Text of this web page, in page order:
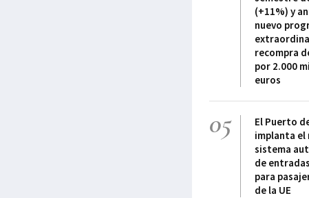
(+11%) y
nuevo
recompra
por 2.000
euros
05
El Puerto
implanta el
sistema
de
para
de la UE